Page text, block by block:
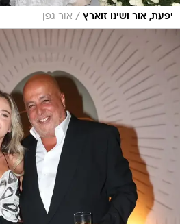
יפעת, אור ושינו זוארץ / אור גפן